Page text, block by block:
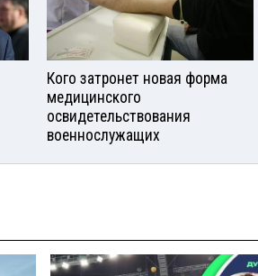
Кого затронет новая форма
медицинского
освидетельствования
военнослужащих